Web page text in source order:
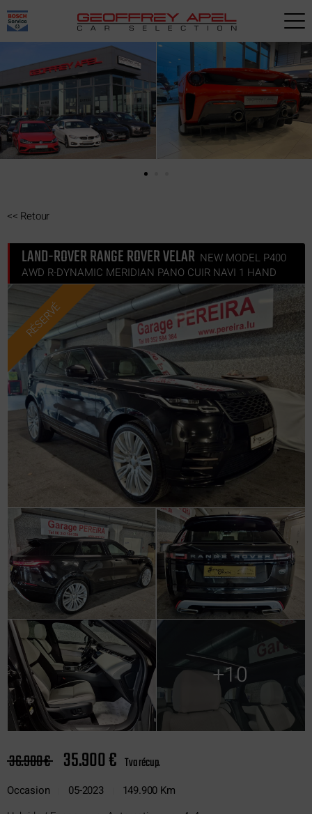
<< Retour
LAND-ROVER RANGE ROVER VELAR NEW MODEL P400
AWD R-DYNAMIC MERIDIAN PANO CUIR NAVI 1 HAND
RÉSERVÉ
+10
36.900 € 35.900 € Tva récup.
Occasion 05-2023
149.900 Km